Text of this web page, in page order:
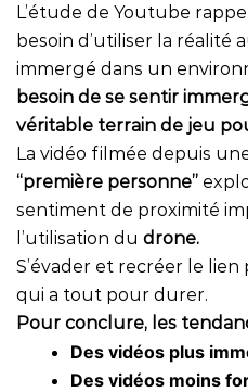
L’étude de Youtube
besoin d’utiliser la
immergé dans un
besoin de se sentir
véritable terrain de jeu
La vidéo filmée depuis
“première personne”
sentiment de proximité
l’utilisation du drone.
S’évader et recréer le
qui a tout pour durer.
Pour conclure, les
Des vidéos plus
Des vidéos moins